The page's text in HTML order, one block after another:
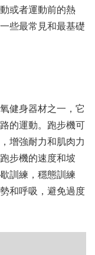
或者運動前的熱
些最常見和最基礎
健身器材之一，它
的運動。跑步機可
增強耐力和肌肉力
步機的速度和坡
訓練，穩態訓練
和呼吸，避免過度